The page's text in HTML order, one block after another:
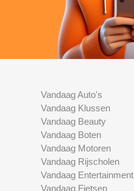
Vandaag Auto's
Vandaag Klussen
Vandaag Beauty
Vandaag Boten
Vandaag Motoren
Vandaag Rijscholen
Vandaag Entertainment
Vandaag Fietsen